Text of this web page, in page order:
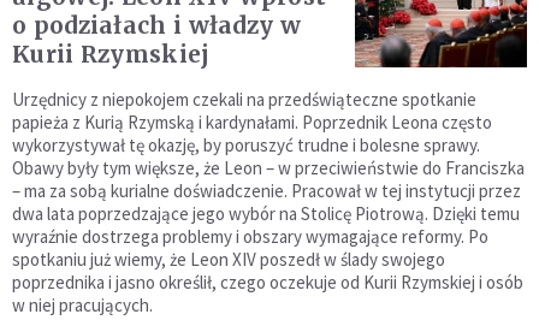
o podziałach i władzy w
Kurii Rzymskiej
Urzędnicy z niepokojem czekali na przedświąteczne spotkanie
papieża z Kurią Rzymską i kardynałami. Poprzednik Leona często
wykorzystywał tę okazję, by poruszyć trudne i bolesne sprawy.
Obawy były tym większe, że Leon – w przeciwieństwie do Franciszka
– ma za sobą kurialne doświadczenie. Pracował w tej instytucji przez
dwa lata poprzedzające jego wybór na Stolicę Piotrową. Dzięki temu
wyraźnie dostrzega problemy i obszary wymagające reformy. Po
spotkaniu już wiemy, że Leon XIV poszedł w ślady swojego
poprzednika i jasno określił, czego oczekuje od Kurii Rzymskiej i osób
w niej pracujących.